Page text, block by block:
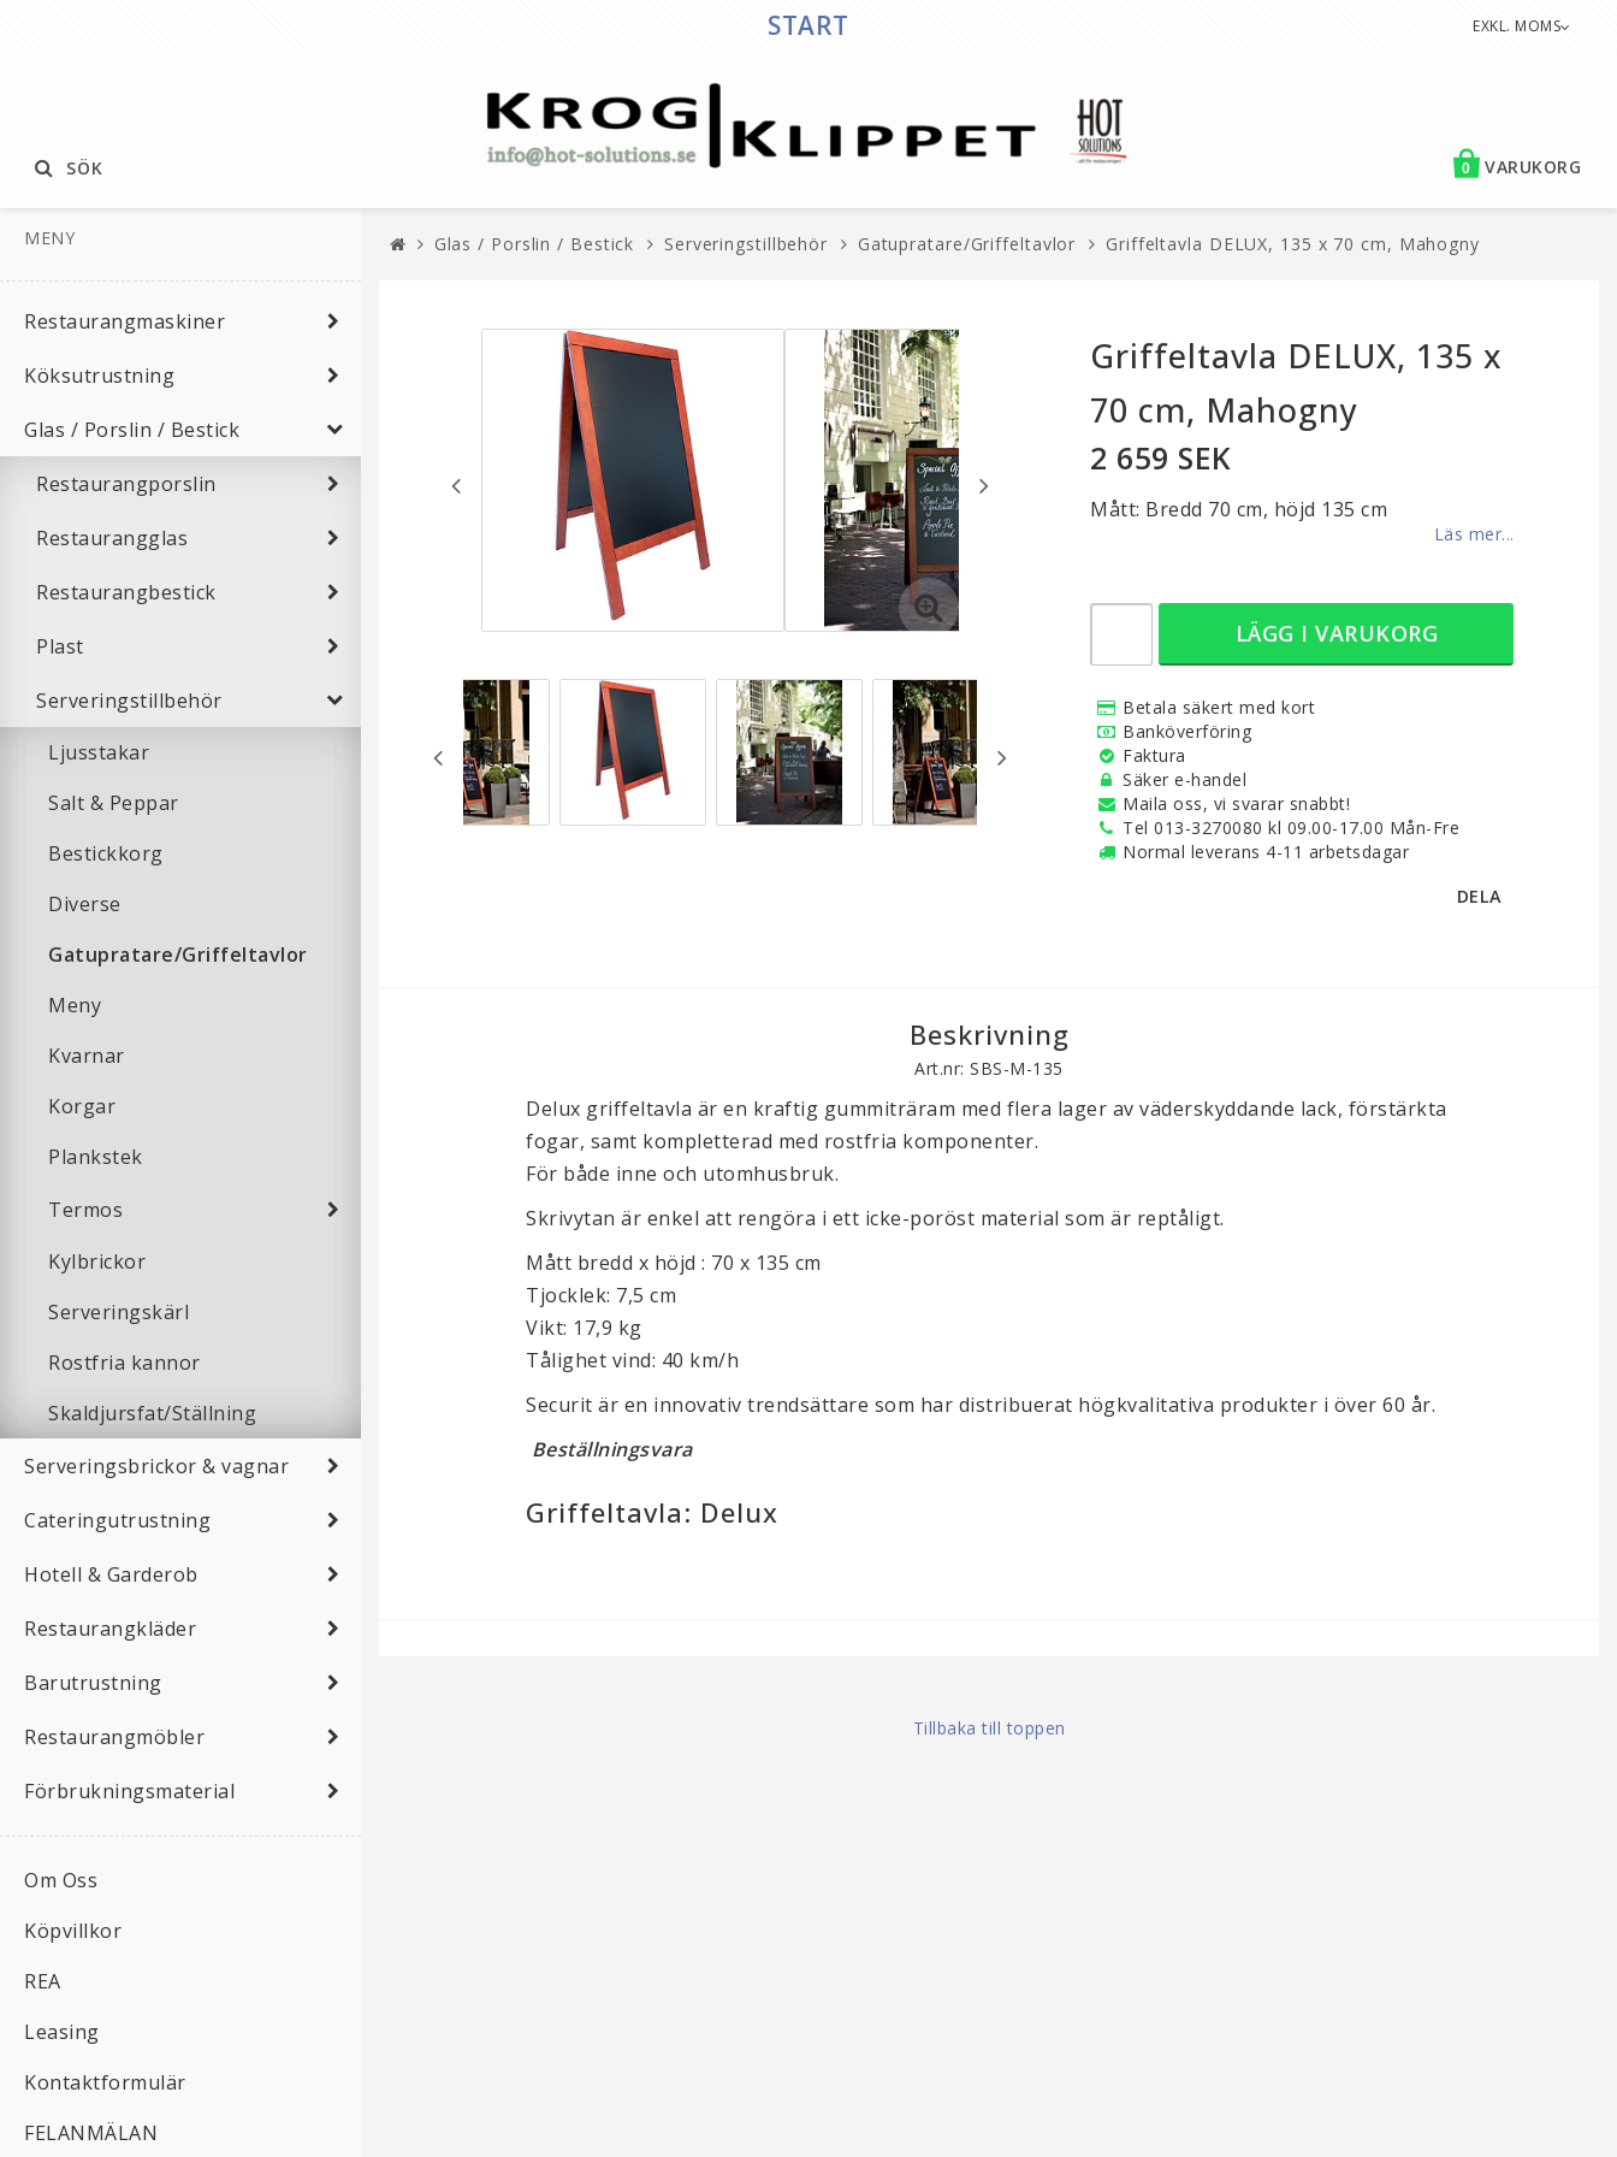
START EXKL. MOMS
VARUKORG
0
SÖK
MENY
Restaurangmaskiner
Köksutrustning
Glas / Porslin / Bestick
Restaurangporslin
Restaurangglas
Restaurangbestick
Plast
Serveringstillbehör
Ljusstakar
Salt & Peppar
Bestickkorg
Diverse
Gatupratare/Griffeltavlor
Meny
Kvarnar
Korgar
Plankstek
Termos
Kylbrickor
Serveringskärl
Rostfria kannor
Skaldjursfat/Ställning
Serveringsbrickor & vagnar
Cateringutrustning
Hotell & Garderob
Restaurangkläder
Barutrustning
Restaurangmöbler
Förbrukningsmaterial
Om Oss
Köpvillkor
REA
Leasing
Kontaktformulär
FELANMÄLAN
Glas / Porslin / Bestick Serveringstillbehör Gatupratare/Griffeltavlor Griffeltavla DELUX, 135 x 70 cm, Mahogny
Griffeltavla DELUX, 135 x
70 cm, Mahogny
2 659 SEK
Mått: Bredd 70 cm, höjd 135 cm
Läs mer...
LÄGG I VARUKORG
Betala säkert med kort
Banköverföring
Faktura
Säker e-handel
Maila oss, vi svarar snabbt!
Tel 013-3270080 kl 09.00-17.00 Mån-Fre
Normal leverans 4-11 arbetsdagar
DELA
Beskrivning
Art.nr: SBS-M-135
Delux griffeltavla är en kraftig gummiträram med flera lager av väderskyddande lack, förstärkta
fogar, samt kompletterad med rostfria komponenter.
För både inne och utomhusbruk.
Skrivytan är enkel att rengöra i ett icke-poröst material som är reptåligt.
Mått bredd x höjd : 70 x 135 cm
Tjocklek: 7,5 cm
Vikt: 17,9 kg
Tålighet vind: 40 km/h
Securit är en innovativ trendsättare som har distribuerat högkvalitativa produkter i över 60 år.
Beställningsvara
Griffeltavla: Delux
Tillbaka till toppen